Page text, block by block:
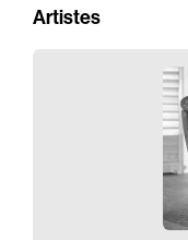
Artistes